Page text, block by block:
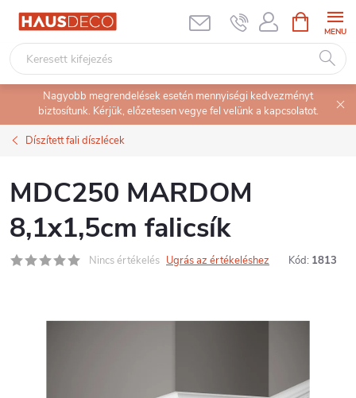
Ugrás
tartalomhoz
KOSÁR
Nagyobb megrendelések esetén mennyiségi kedvezményt
biztosítunk. Kérjük, előzetesen vegye fel velünk a kapcsolatot.
Díszített fali díszlécek
MDC250 MARDOM
8,1x1,5cm falicsík
Nincs értékelés Ugrás az értékeléshez Kód: 1813